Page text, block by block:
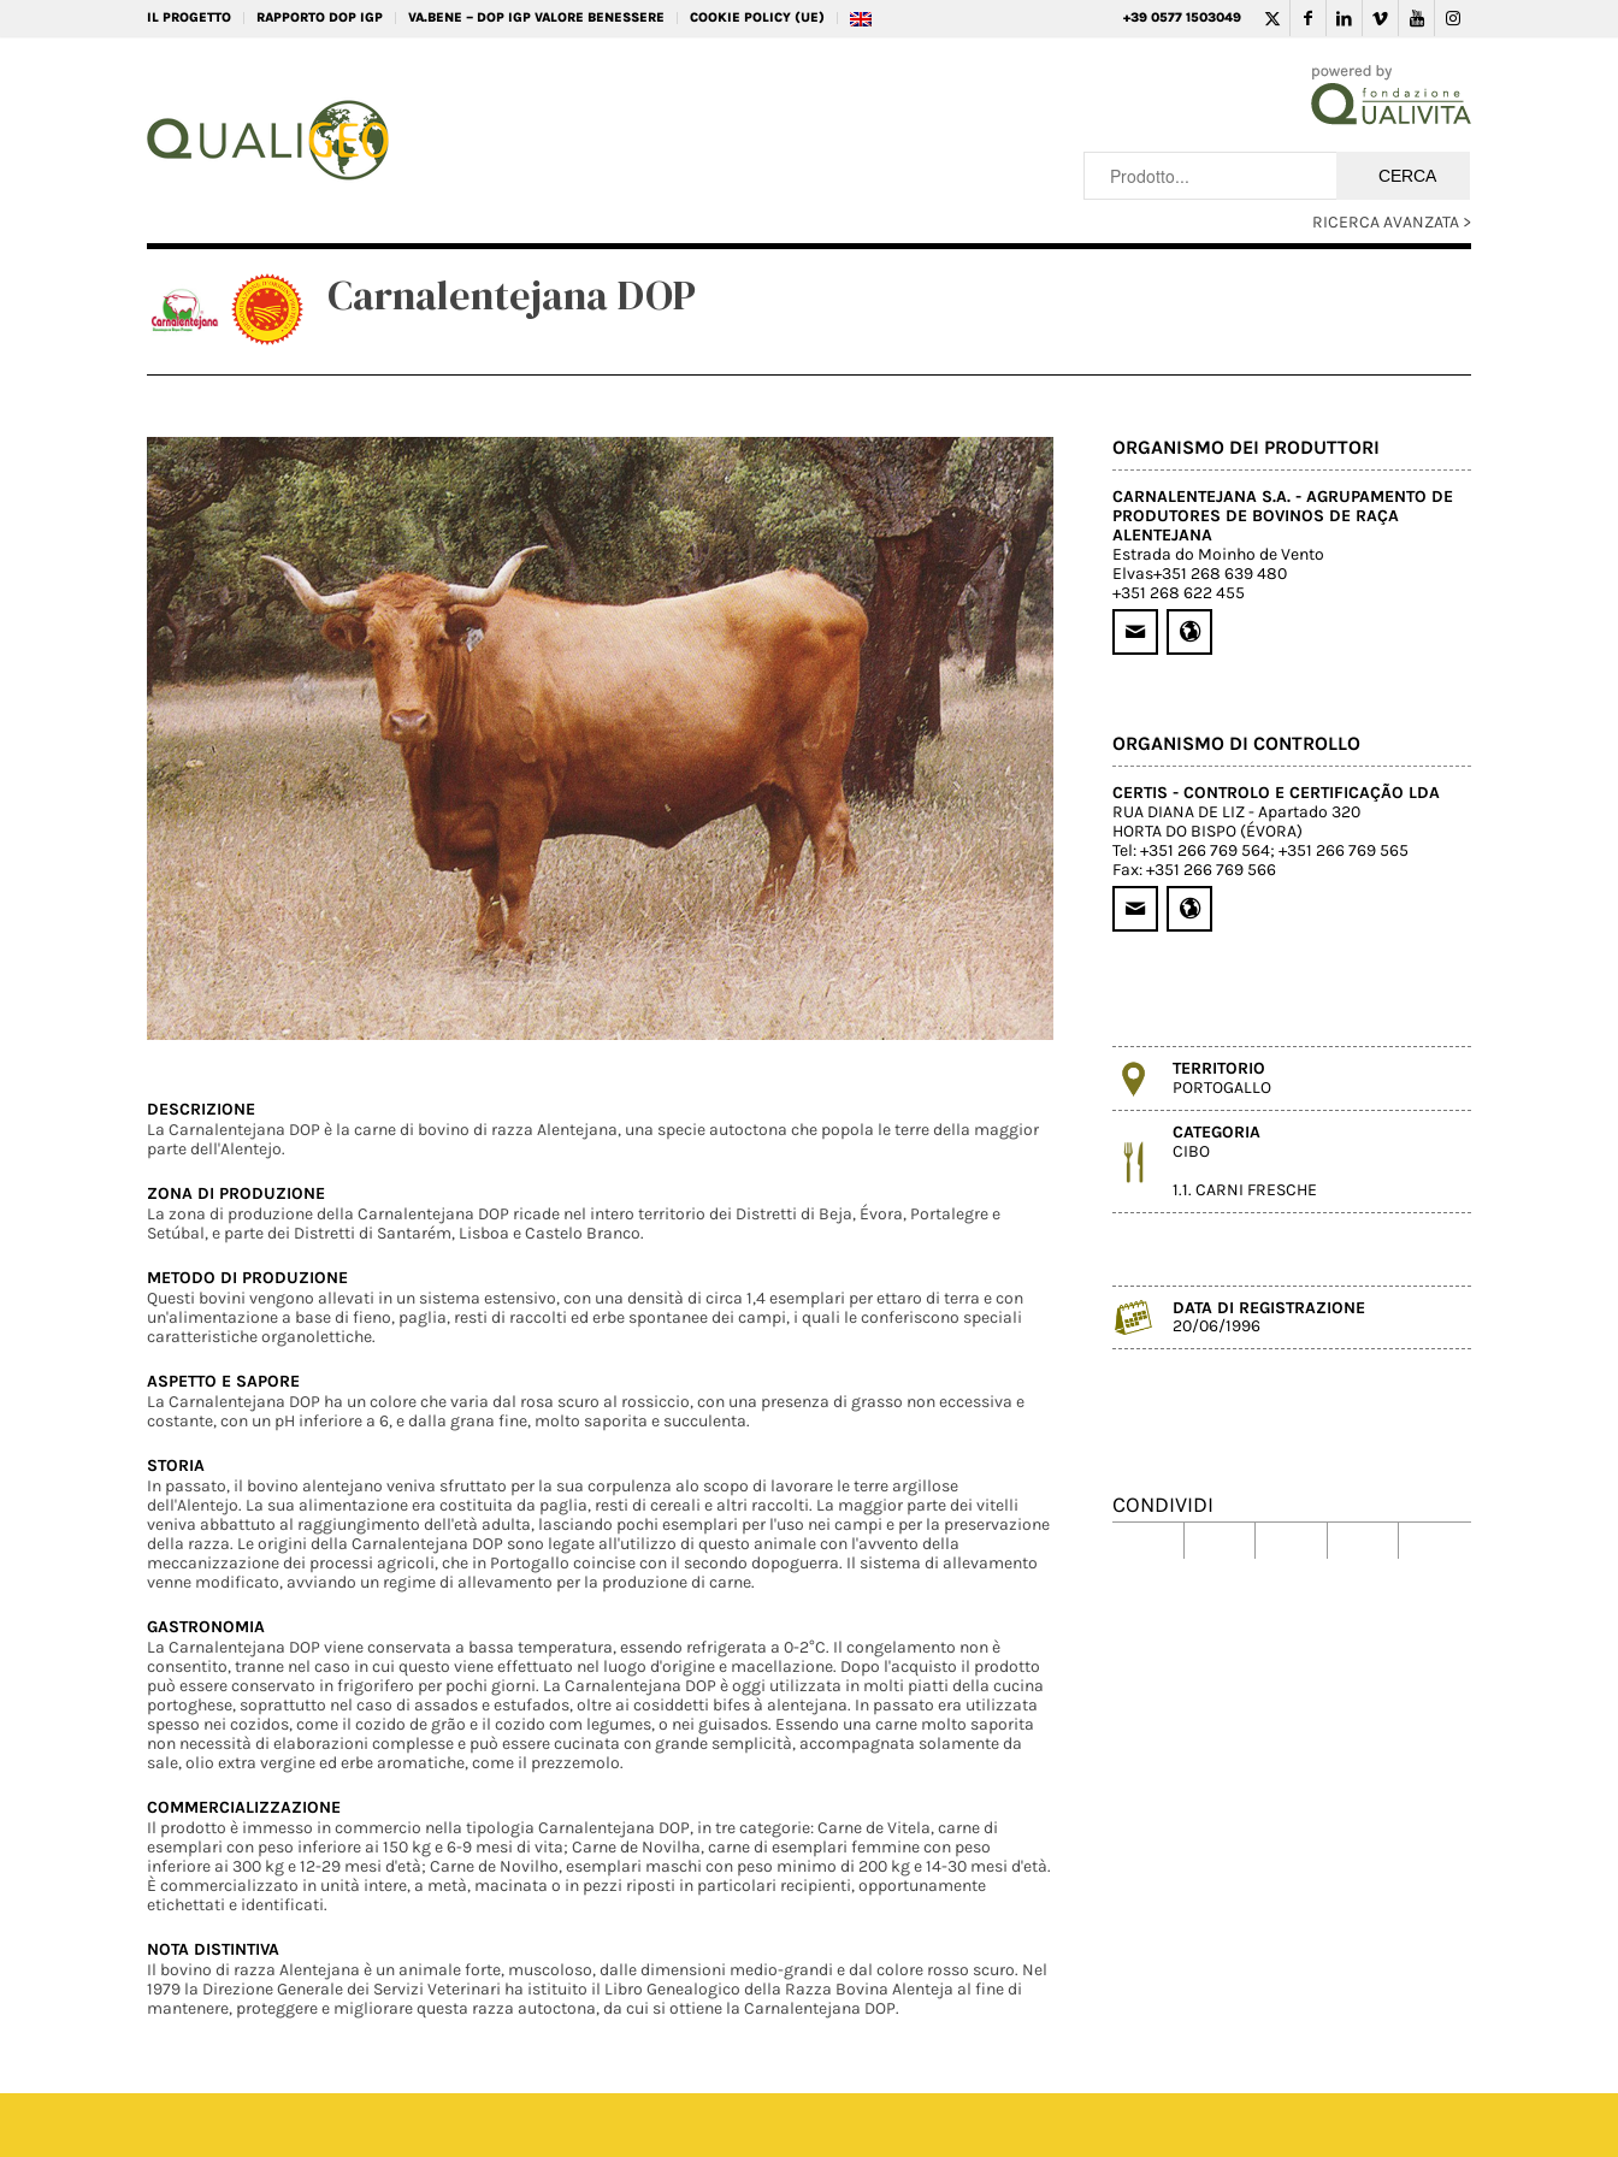
IL PROGETTO RAPPORTO DOP IGP VA.BENE – DOP IGP VALORE BENESSERE COOKIE POLICY (UE) +39 0577 1503049
RICERCA AVANZATA >
Carnalentejana DOP
DESCRIZIONE
La Carnalentejana DOP è la carne di bovino di razza Alentejana, una specie autoctona che popola le terre della maggior
parte dell'Alentejo.
ZONA DI PRODUZIONE
La zona di produzione della Carnalentejana DOP ricade nel intero territorio dei Distretti di Beja, Évora, Portalegre e
Setúbal, e parte dei Distretti di Santarém, Lisboa e Castelo Branco.
METODO DI PRODUZIONE
Questi bovini vengono allevati in un sistema estensivo, con una densità di circa 1,4 esemplari per ettaro di terra e con
un'alimentazione a base di fieno, paglia, resti di raccolti ed erbe spontanee dei campi, i quali le conferiscono speciali
caratteristiche organolettiche.
ASPETTO E SAPORE
La Carnalentejana DOP ha un colore che varia dal rosa scuro al rossiccio, con una presenza di grasso non eccessiva e
costante, con un pH inferiore a 6, e dalla grana fine, molto saporita e succulenta.
STORIA
In passato, il bovino alentejano veniva sfruttato per la sua corpulenza alo scopo di lavorare le terre argillose
dell'Alentejo. La sua alimentazione era costituita da paglia, resti di cereali e altri raccolti. La maggior parte dei vitelli
veniva abbattuto al raggiungimento dell'età adulta, lasciando pochi esemplari per l'uso nei campi e per la preservazione
della razza. Le origini della Carnalentejana DOP sono legate all'utilizzo di questo animale con l'avvento della
meccanizzazione dei processi agricoli, che in Portogallo coincise con il secondo dopoguerra. Il sistema di allevamento
venne modificato, avviando un regime di allevamento per la produzione di carne.
GASTRONOMIA
La Carnalentejana DOP viene conservata a bassa temperatura, essendo refrigerata a 0-2°C. Il congelamento non è
consentito, tranne nel caso in cui questo viene effettuato nel luogo d'origine e macellazione. Dopo l'acquisto il prodotto
può essere conservato in frigorifero per pochi giorni. La Carnalentejana DOP è oggi utilizzata in molti piatti della cucina
portoghese, soprattutto nel caso di assados e estufados, oltre ai cosiddetti bifes à alentejana. In passato era utilizzata
spesso nei cozidos, come il cozido de grão e il cozido com legumes, o nei guisados. Essendo una carne molto saporita
non necessità di elaborazioni complesse e può essere cucinata con grande semplicità, accompagnata solamente da
sale, olio extra vergine ed erbe aromatiche, come il prezzemolo.
COMMERCIALIZZAZIONE
Il prodotto è immesso in commercio nella tipologia Carnalentejana DOP, in tre categorie: Carne de Vitela, carne di
esemplari con peso inferiore ai 150 kg e 6-9 mesi di vita; Carne de Novilha, carne di esemplari femmine con peso
inferiore ai 300 kg e 12-29 mesi d'età; Carne de Novilho, esemplari maschi con peso minimo di 200 kg e 14-30 mesi d'età.
È commercializzato in unità intere, a metà, macinata o in pezzi riposti in particolari recipienti, opportunamente
etichettati e identificati.
NOTA DISTINTIVA
Il bovino di razza Alentejana è un animale forte, muscoloso, dalle dimensioni medio-grandi e dal colore rosso scuro. Nel
1979 la Direzione Generale dei Servizi Veterinari ha istituito il Libro Genealogico della Razza Bovina Alenteja al fine di
mantenere, proteggere e migliorare questa razza autoctona, da cui si ottiene la Carnalentejana DOP.
ORGANISMO DEI PRODUTTORI
CARNALENTEJANA S.A. - AGRUPAMENTO DE
PRODUTORES DE BOVINOS DE RAÇA
ALENTEJANA
Estrada do Moinho de Vento
Elvas+351 268 639 480
+351 268 622 455
ORGANISMO DI CONTROLLO
CERTIS - CONTROLO E CERTIFICAÇÃO LDA
RUA DIANA DE LIZ - Apartado 320
HORTA DO BISPO (ÉVORA)
Tel: +351 266 769 564; +351 266 769 565
Fax: +351 266 769 566
TERRITORIO
PORTOGALLO
CATEGORIA
CIBO
1.1. CARNI FRESCHE
DATA DI REGISTRAZIONE
20/06/1996
CONDIVIDI